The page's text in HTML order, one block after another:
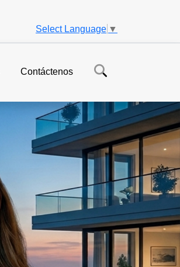
Select Language ▼
Contáctenos